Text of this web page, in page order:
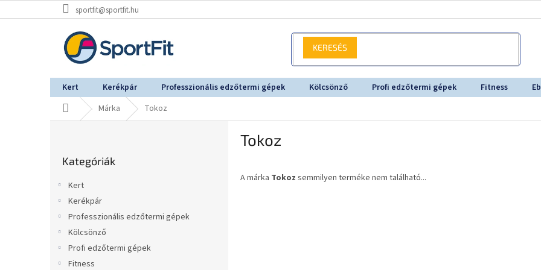
a
sportfit@sportfit.hu
KERESÉS
Kert Kerékpár Professzionális edzőtermi gépek Kölcsönző Profi edzőtermi gépek Fitness
KezdőlapMárka Tokoz
átugrása
Kategóriák
Kert
Kerékpár
Professzionális edzőtermi gépek
Kölcsönző
Profi edzőtermi gépek
Fitness
Tokoz
A márka Tokoz semmilyen terméke nem található...